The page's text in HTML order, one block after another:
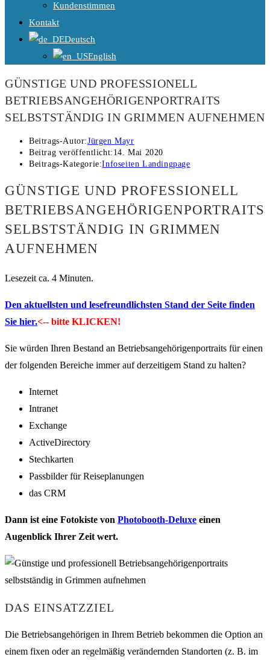
Kundenstimmen
Kontakt
Deutsch
English
GÜNSTIGE UND PROFESSIONELL
BETRIEBSANGEHÖRIGENPORTRAITS
SELBSTSTÄNDIG IN GRIMMEN AUFNEHMEN
Beitrags-Autor:Jürgen Mayr
Beitrag veröffentlicht: 14. Mai 2020
Beitrags-Kategorie:Infoseiten Landingpage
GÜNSTIGE UND PROFESSIONELL
BETRIEBSANGEHÖRIGENPORTRAITS
SELBSTSTÄNDIG IN GRIMMEN
AUFNEHMEN
Lesezeit ca. 4 Minuten.
Den aktuellsten und lesefreundlichsten Stand der Seite finden
Sie hier.<-- bitte KLICKEN!
Sie würden Ihren Bestand an Betriebsangehörigenportraits für einen
der folgenden Bereiche immer auf derzeitigem Stand zu halten?
Internet
Intranet
Exchange
ActiveDirectory
Stechkarten
Passbilder für Reiseplanungen
das CRM
Dann ist eine Fotokiste von Photobooth-Deluxe einen
Augenblick Ihrer Zeit wert.
DAS EINSATZZIEL
Die Betriebsangehörigen in Ihrem Betrieb bekommen die Option an
einem fixen oder an regelmäßig verändernden Standorten (z. B. im